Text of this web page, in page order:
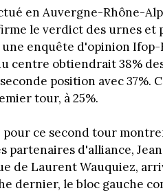
en Auvergne-Rhône-
le verdict des urnes et
une enquête d'opinion
centre obtiendrait 38%
position avec 37%.
tour, à 25%.
ce second tour
partenaires d'alliance,
de Laurent Wauquiez,
dernier, le bloc gauche